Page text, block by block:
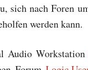
sich nach Foren
werden kann.
Audio Workstation